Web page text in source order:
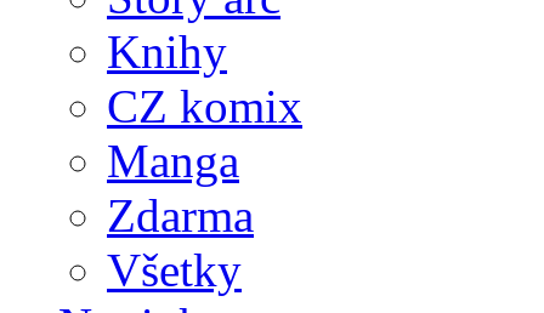
Knihy
CZ komix
Manga
Zdarma
Všetky